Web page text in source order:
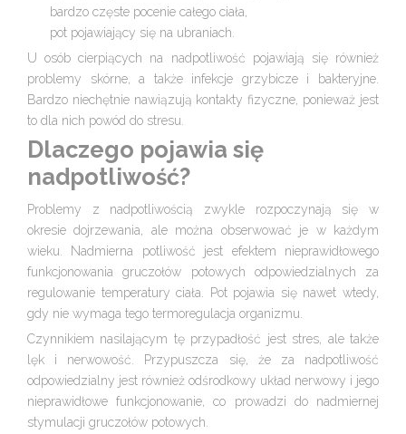
bardzo częste pocenie całego ciała,
pot pojawiający się na ubraniach.
U osób cierpiących na nadpotliwość pojawiają się również
problemy skórne, a także infekcje grzybicze i bakteryjne.
Bardzo niechętnie nawiązują kontakty fizyczne, ponieważ jest
to dla nich powód do stresu.
Dlaczego pojawia się
nadpotliwość?
Problemy z nadpotliwością zwykle rozpoczynają się w
okresie dojrzewania, ale można obserwować je w każdym
wieku. Nadmierna potliwość jest efektem nieprawidłowego
funkcjonowania gruczołów potowych odpowiedzialnych za
regulowanie temperatury ciała. Pot pojawia się nawet wtedy,
gdy nie wymaga tego termoregulacja organizmu.
Czynnikiem nasilającym tę przypadłość jest stres, ale także
lęk i nerwowość. Przypuszcza się, że za nadpotliwość
odpowiedzialny jest również odśrodkowy układ nerwowy i jego
nieprawidłowe funkcjonowanie, co prowadzi do nadmiernej
stymulacji gruczołów potowych.